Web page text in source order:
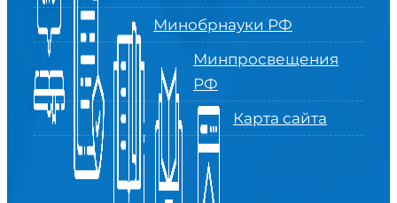
Минобрнауки РФ
Минпросвещения
РФ
Карта сайта